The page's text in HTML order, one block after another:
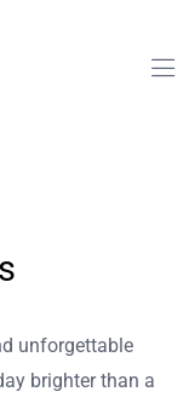
unforgettable
brighter than a